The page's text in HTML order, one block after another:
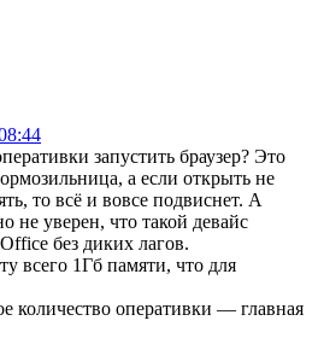
запустить браузер? Это
а если открыть не
то всё и вовсе подвиснет. А
не уверен, что такой девайс
без диких лагов.
всего 1Гб памяти, что для
оперативки — главная